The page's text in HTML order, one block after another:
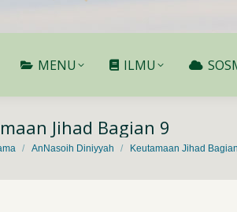
MENU ILMU
Jihad Bagian 9
AnNasoih Diniyyah Keutamaan Jihad